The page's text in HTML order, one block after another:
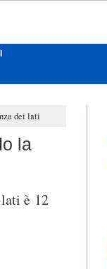
dei lati
la
è 12